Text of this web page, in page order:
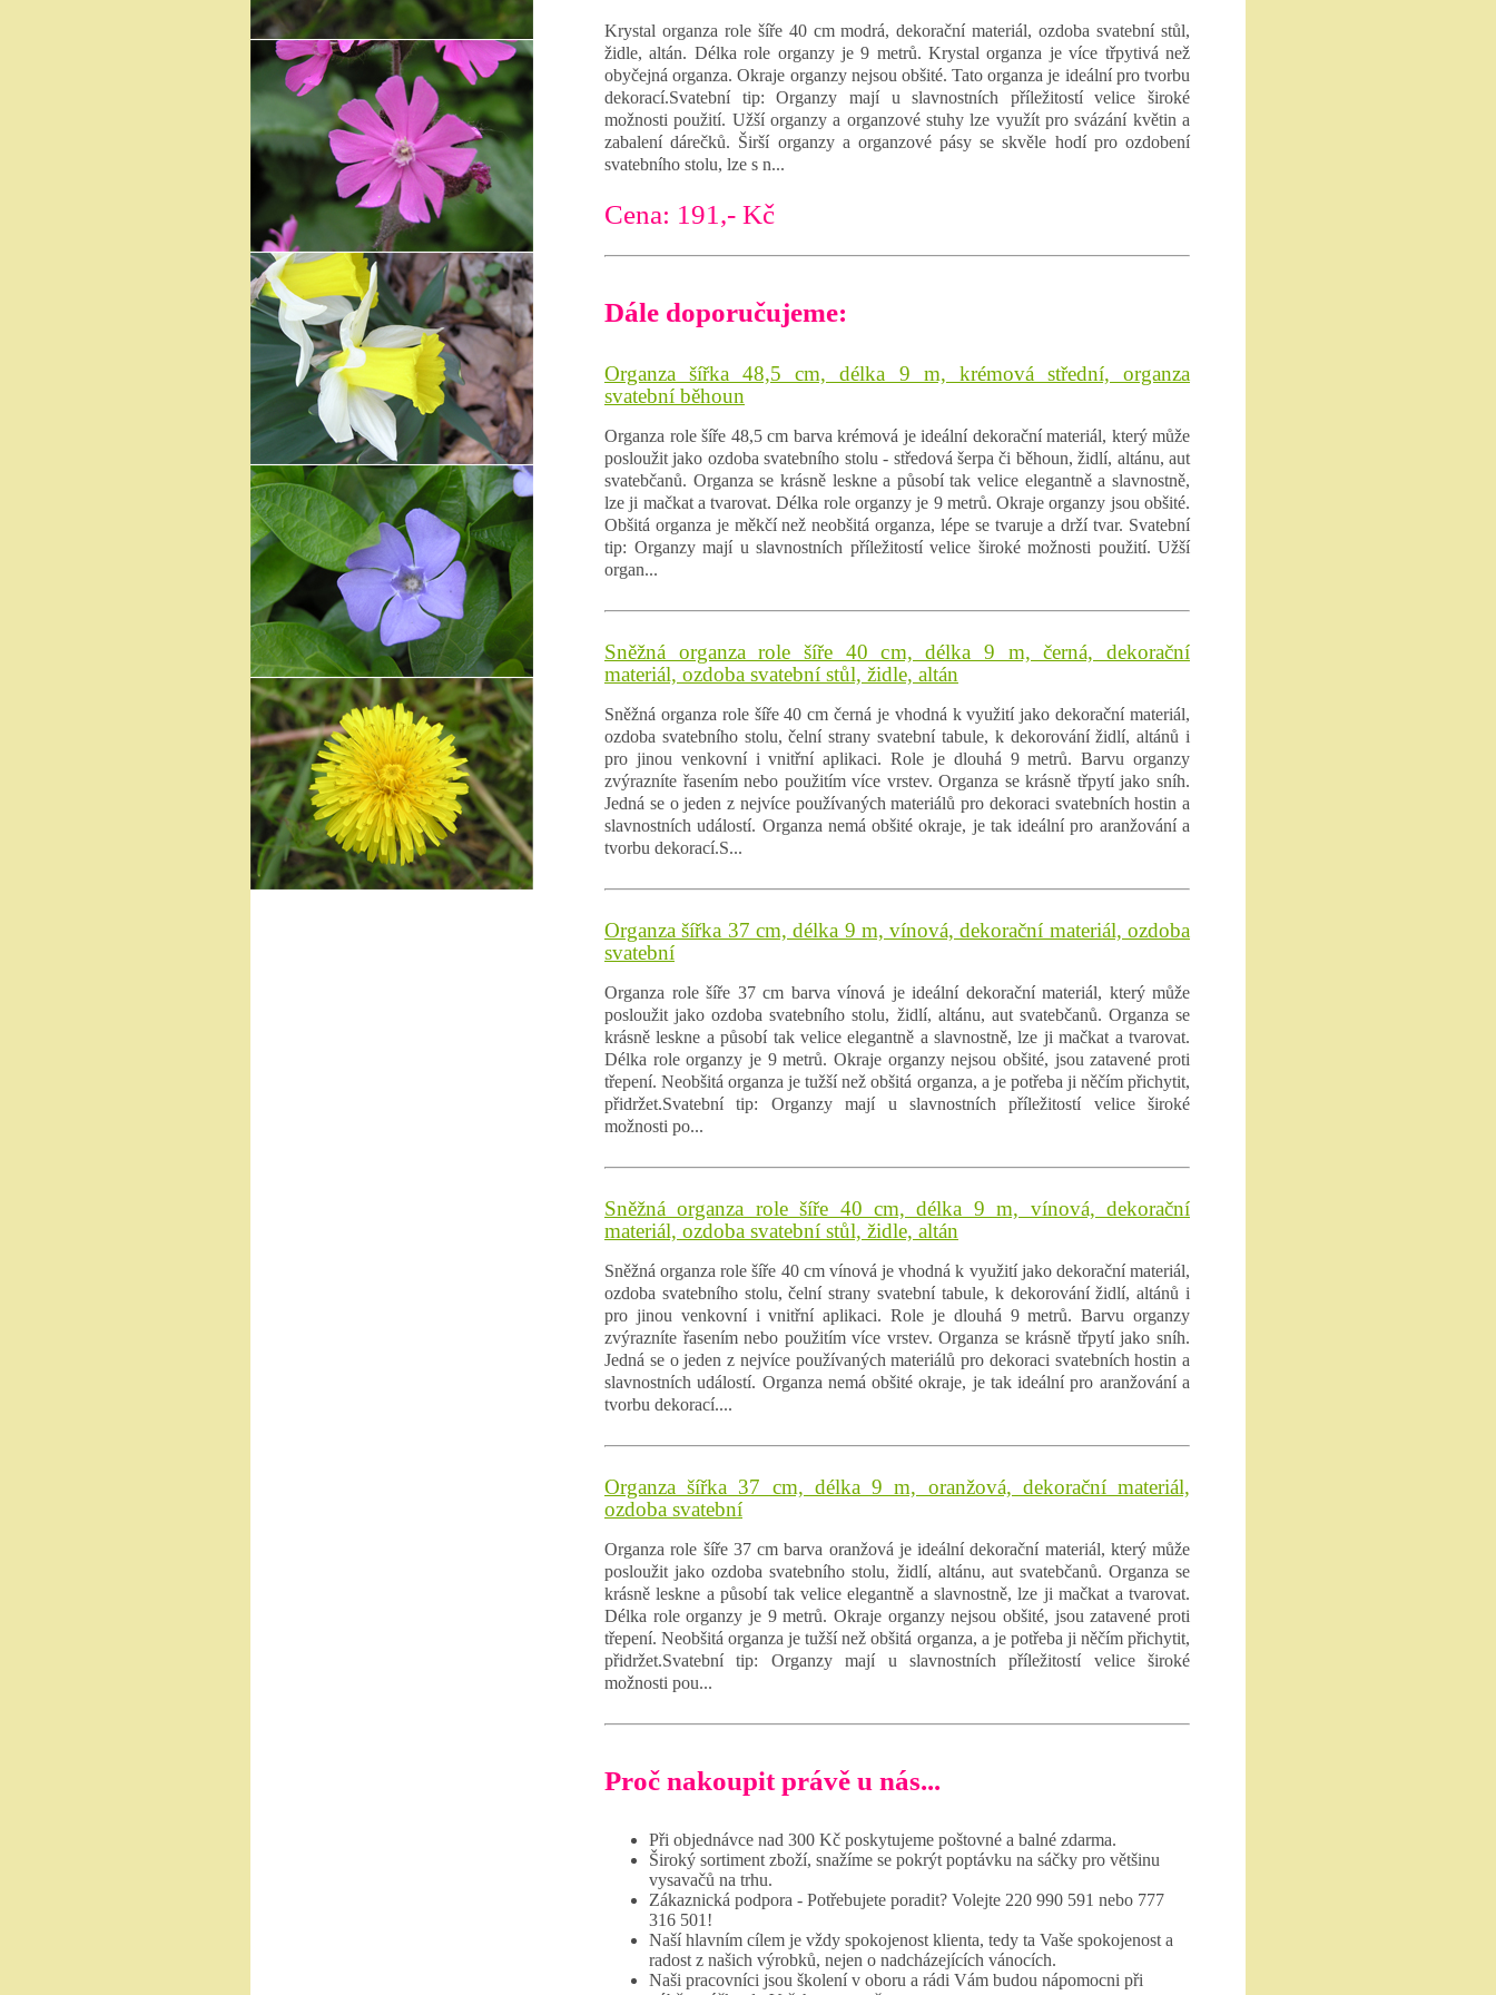
Krystal organza role šíře 40 cm modrá, dekorační materiál, ozdoba svatební stůl,
židle, altán. Délka role organzy je 9 metrů. Krystal organza je více třpytivá než
obyčejná organza. Okraje organzy nejsou obšité. Tato organza je ideální pro tvorbu
dekorací.Svatební tip: Organzy mají u slavnostních příležitostí velice široké
možnosti použití. Užší organzy a organzové stuhy lze využít pro svázání květin a
zabalení dárečků. Širší organzy a organzové pásy se skvěle hodí pro ozdobení
svatebního stolu, lze s n...
Cena: 191,- Kč
Dále doporučujeme:
Organza šířka 48,5 cm, délka 9 m, krémová střední, organza
svatební běhoun
Organza role šíře 48,5 cm barva krémová je ideální dekorační materiál, který může
posloužit jako ozdoba svatebního stolu - středová šerpa či běhoun, židlí, altánu, aut
svatebčanů. Organza se krásně leskne a působí tak velice elegantně a slavnostně,
lze ji mačkat a tvarovat. Délka role organzy je 9 metrů. Okraje organzy jsou obšité.
Obšitá organza je měkčí než neobšitá organza, lépe se tvaruje a drží tvar. Svatební
tip: Organzy mají u slavnostních příležitostí velice široké možnosti použití. Užší
organ...
Sněžná organza role šíře 40 cm, délka 9 m, černá, dekorační
materiál, ozdoba svatební stůl, židle, altán
Sněžná organza role šíře 40 cm černá je vhodná k využití jako dekorační materiál,
ozdoba svatebního stolu, čelní strany svatební tabule, k dekorování židlí, altánů i
pro jinou venkovní i vnitřní aplikaci. Role je dlouhá 9 metrů. Barvu organzy
zvýrazníte řasením nebo použitím více vrstev. Organza se krásně třpytí jako sníh.
Jedná se o jeden z nejvíce používaných materiálů pro dekoraci svatebních hostin a
slavnostních událostí. Organza nemá obšité okraje, je tak ideální pro aranžování a
tvorbu dekorací.S...
Organza šířka 37 cm, délka 9 m, vínová, dekorační materiál, ozdoba
svatební
Organza role šíře 37 cm barva vínová je ideální dekorační materiál, který může
posloužit jako ozdoba svatebního stolu, židlí, altánu, aut svatebčanů. Organza se
krásně leskne a působí tak velice elegantně a slavnostně, lze ji mačkat a tvarovat.
Délka role organzy je 9 metrů. Okraje organzy nejsou obšité, jsou zatavené proti
třepení. Neobšitá organza je tužší než obšitá organza, a je potřeba ji něčím přichytit,
přidržet.Svatební tip: Organzy mají u slavnostních příležitostí velice široké
možnosti po...
Sněžná organza role šíře 40 cm, délka 9 m, vínová, dekorační
materiál, ozdoba svatební stůl, židle, altán
Sněžná organza role šíře 40 cm vínová je vhodná k využití jako dekorační materiál,
ozdoba svatebního stolu, čelní strany svatební tabule, k dekorování židlí, altánů i
pro jinou venkovní i vnitřní aplikaci. Role je dlouhá 9 metrů. Barvu organzy
zvýrazníte řasením nebo použitím více vrstev. Organza se krásně třpytí jako sníh.
Jedná se o jeden z nejvíce používaných materiálů pro dekoraci svatebních hostin a
slavnostních událostí. Organza nemá obšité okraje, je tak ideální pro aranžování a
tvorbu dekorací....
Organza šířka 37 cm, délka 9 m, oranžová, dekorační materiál,
ozdoba svatební
Organza role šíře 37 cm barva oranžová je ideální dekorační materiál, který může
posloužit jako ozdoba svatebního stolu, židlí, altánu, aut svatebčanů. Organza se
krásně leskne a působí tak velice elegantně a slavnostně, lze ji mačkat a tvarovat.
Délka role organzy je 9 metrů. Okraje organzy nejsou obšité, jsou zatavené proti
třepení. Neobšitá organza je tužší než obšitá organza, a je potřeba ji něčím přichytit,
přidržet.Svatební tip: Organzy mají u slavnostních příležitostí velice široké
možnosti pou...
Proč nakoupit právě u nás...
Při objednávce nad 300 Kč poskytujeme poštovné a balné zdarma.
Široký sortiment zboží, snažíme se pokrýt poptávku na sáčky pro většinu
vysavačů na trhu.
Zákaznická podpora - Potřebujete poradit? Volejte 220 990 591 nebo 777
316 501!
Naší hlavním cílem je vždy spokojenost klienta, tedy ta Vaše spokojenost a
radost z našich výrobků, nejen o nadcházejících vánocích.
Naši pracovníci jsou školení v oboru a rádi Vám budou nápomocni při